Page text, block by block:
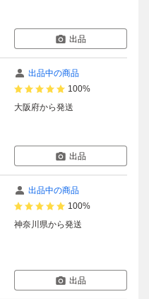
出品
出品中の商品
100%
大阪府から発送
出品
出品中の商品
100%
神奈川県から発送
出品